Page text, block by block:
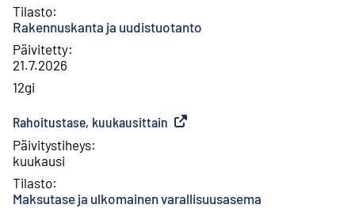
Tilasto:
Rakennuskanta ja uudistuotanto
Päivitetty:
21.7.2026
12gi
Rahoitustase, kuukausittain Ulkoinen linkki
Päivitystiheys:
kuukausi
Tilasto:
Maksutase ja ulkomainen varallisuusasema